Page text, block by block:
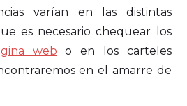
varían en las distintas
es necesario chequear los
web o en los carteles
en el amarre de